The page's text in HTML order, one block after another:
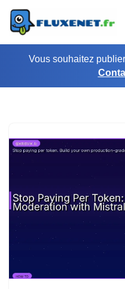
Aller
au
contenuVous souhaitez